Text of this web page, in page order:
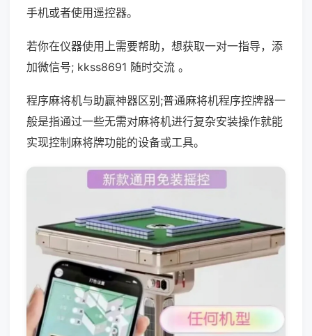
手机或者使用遥控器。
若你在仪器使用上需要帮助，想获取一对一指导，添
加微信号; kkss8691 随时交流 。
程序麻将机与助赢神器区别;普通麻将机程序控牌器一
般是指通过一些无需对麻将机进行复杂安装操作就能
实现控制麻将牌功能的设备或工具。